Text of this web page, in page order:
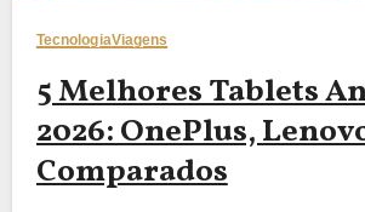
TecnologiaViagens
5 Melhores Tablets
2026: OnePlus,
Comparados